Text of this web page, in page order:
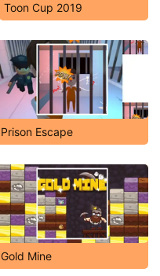
Toon Cup 2019
Prison Escape
Gold Mine